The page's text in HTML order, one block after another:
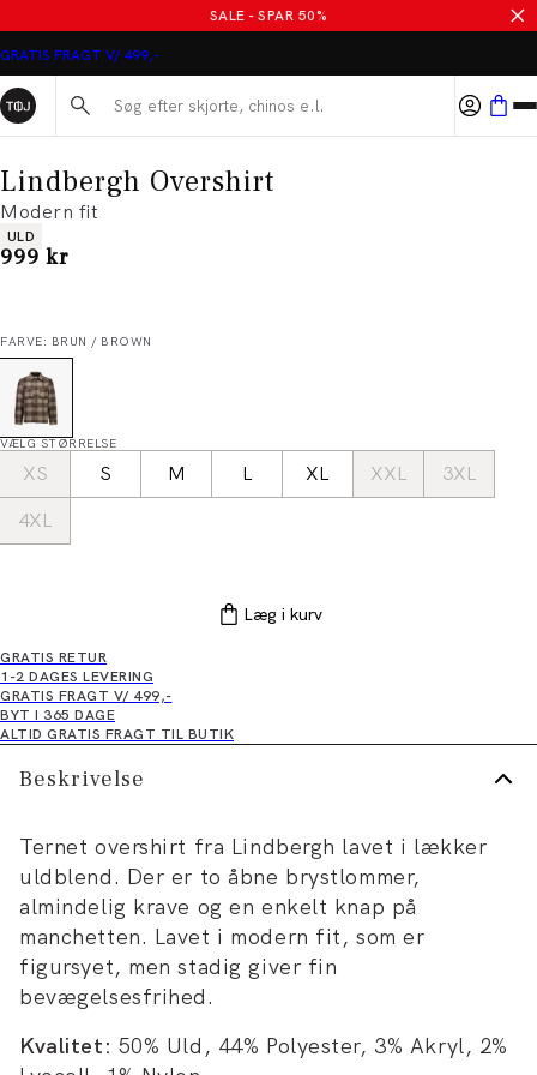
SALE - SPAR 50%
GRATIS FRAGT V/ 499,-
Søg her...
Lindbergh Overshirt
Modern fit
Produkt egenskaber
ULD
I alt (inkl. rabat)
999 kr
FARVE: BRUN / BROWN
VÆLG STØRRELSE
XS S M L XL XXL
3XL
4XL
Læg i kurv
GRATIS RETUR
1-2 DAGES LEVERING
GRATIS FRAGT V/ 499,-
BYT I 365 DAGE
ALTID GRATIS FRAGT TIL BUTIK
Beskrivelse
Ternet overshirt fra Lindbergh lavet i lækker
uldblend. Der er to åbne brystlommer,
almindelig krave og en enkelt knap på
manchetten. Lavet i modern fit, som er
figursyet, men stadig giver fin
bevægelsesfrihed.
Kvalitet: 50% Uld, 44% Polyester, 3% Akryl, 2%